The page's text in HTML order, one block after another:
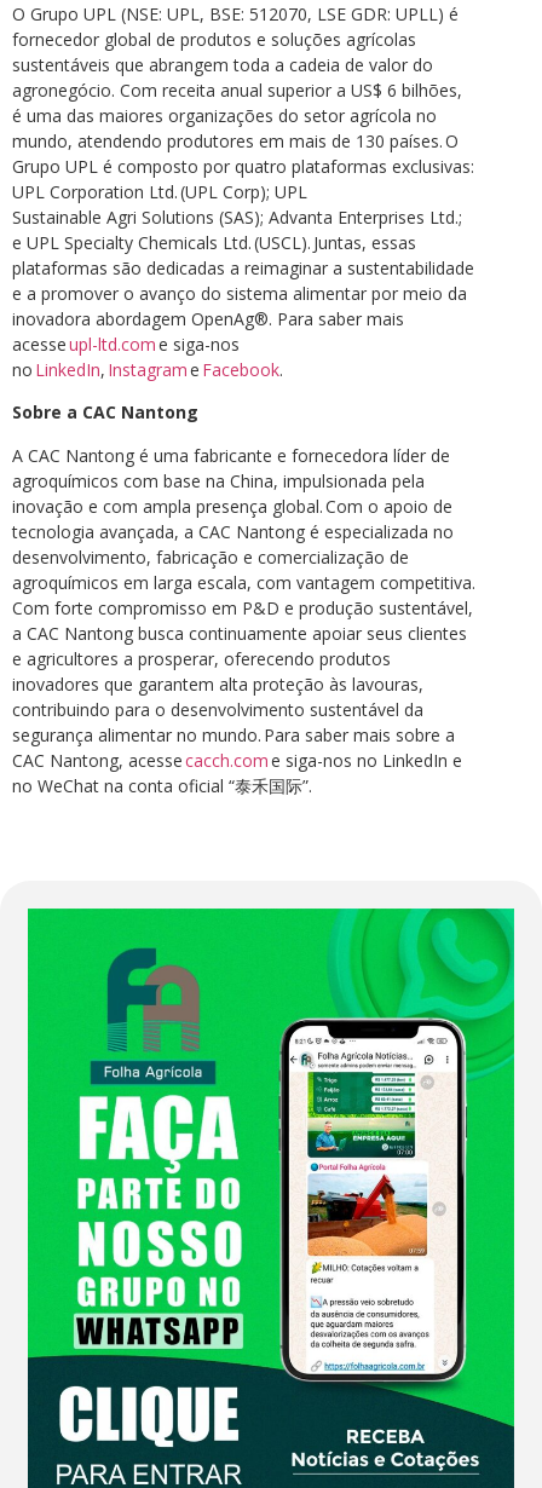
O Grupo UPL (NSE: UPL, BSE: 512070, LSE GDR: UPLL) é
fornecedor global de produtos e soluções agrícolas
sustentáveis que abrangem toda a cadeia de valor do
agronegócio. Com receita anual superior a US$ 6 bilhões,
é uma das maiores organizações do setor agrícola no
mundo, atendendo produtores em mais de 130 países. O
Grupo UPL é composto por quatro plataformas exclusivas:
UPL Corporation Ltd. (UPL Corp); UPL
Sustainable Agri Solutions (SAS); Advanta Enterprises Ltd.;
e UPL Specialty Chemicals Ltd. (USCL). Juntas, essas
plataformas são dedicadas a reimaginar a sustentabilidade
e a promover o avanço do sistema alimentar por meio da
inovadora abordagem OpenAg®. Para saber mais
acesseupl-ltd.come siga-nos
no LinkedIn, Instagrame Facebook.
Sobre a CAC Nantong
A CAC Nantong é uma fabricante e fornecedora líder de
agroquímicos com base na China, impulsionada pela
inovação e com ampla presença global. Com o apoio de
tecnologia avançada, a CAC Nantong é especializada no
desenvolvimento, fabricação e comercialização de
agroquímicos em larga escala, com vantagem competitiva.
Com forte compromisso em P&D e produção sustentável,
a CAC Nantong busca continuamente apoiar seus clientes
e agricultores a prosperar, oferecendo produtos
inovadores que garantem alta proteção às lavouras,
contribuindo para o desenvolvimento sustentável da
segurança alimentar no mundo. Para saber mais sobre a
CAC Nantong, acessecacch.come siga-nos no LinkedIn e
no WeChat na conta oficial “泰禾国际”.